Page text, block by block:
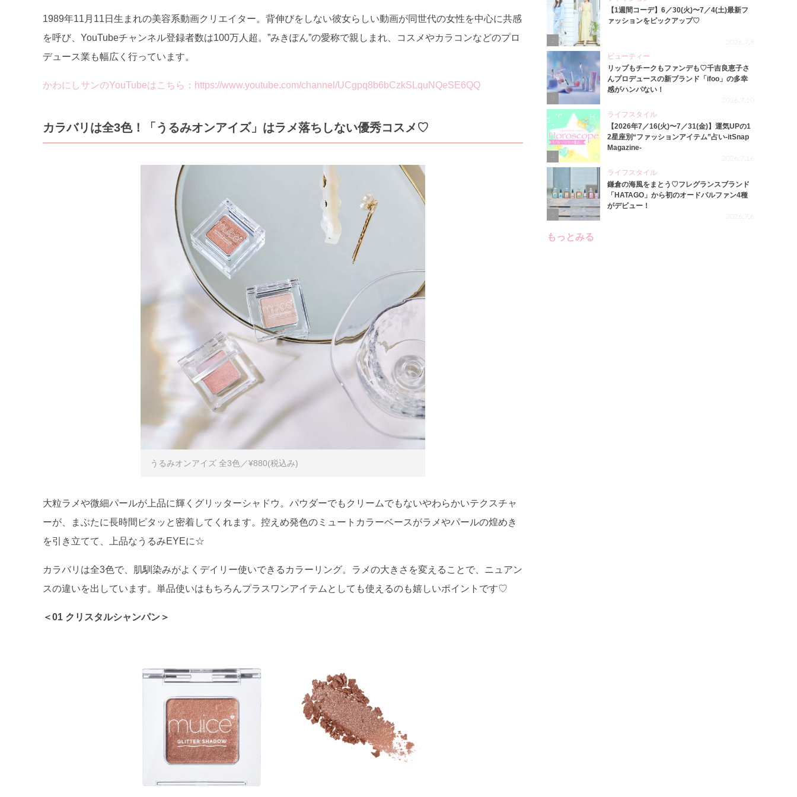
1989年11月11日生まれの美容系動画クリエイター。背伸びをしない彼女らしい動画が同世代の女性を中心に共感
を呼び、YouTubeチャンネル登録者数は100万人超。”みきぽん”の愛称で親しまれ、コスメやカラコンなどのプロ
デュース業も幅広く行っています。
かわにしサンのYouTubeはこちら：https://www.youtube.com/channel/UCgpq8b6bCzkSLquNQeSE6QQ
カラバリは全3色！「うるみオンアイズ」はラメ落ちしない優秀コスメ♡
うるみオンアイズ 全3色／¥880(税込み)
大粒ラメや微細パールが上品に輝くグリッターシャドウ。パウダーでもクリームでもないやわらかいテクスチャ
ーが、まぶたに長時間ピタッと密着してくれます。控えめ発色のミュートカラーベースがラメやパールの煌めき
を引き立てて、上品なうるみEYEに☆
カラバリは全3色で、肌馴染みがよくデイリー使いできるカラーリング。ラメの大きさを変えることで、ニュアン
スの違いを出しています。単品使いはもちろんプラスワンアイテムとしても使えるのも嬉しいポイントです♡
＜01 クリスタルシャンパン＞
【1週間コーデ】6／30(火)〜7／4(土)最新フ
ァッションをピックアップ♡
2026.7.8
3
ビューティー
リップもチークもファンデも♡千吉良恵子さ
んプロデュースの新ブランド「ifoo」の多幸
感がハンパない！
2026.7.10
4
ライフスタイル
【2026年7／16(火)〜7／31(金)】運気UPの1
2星座別“ファッションアイテム”占い-itSnap
Magazine-
2026.7.16
ライフスタイル
鎌倉の海風をまとう♡フレグランスブランド
「HATAGO」から初のオードパルファン4種
がデビュー！
2026.7.6
もっとみる